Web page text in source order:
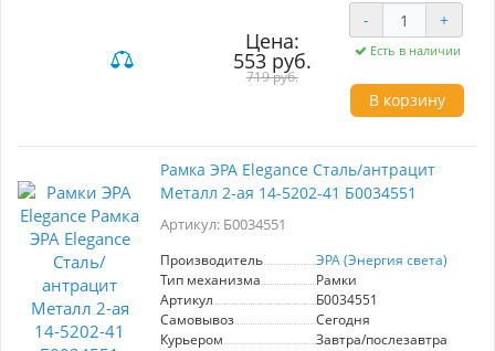
Б0034545) предназначена для установки в
стандартные электроустановочные
устройства. Отличается высокой прочностью и
долговечностью, что обеспечивает надежную
эксплуатацию в любых условиях. Элегантный
дизайн гармонично впишется в любой
интерьер, добавляя ему современности и
металл - Цвет: антрацит - Количество модулей:
1 - Производитель: ЭРА (Энергия света)
Преимущества: - Легкость установки
благодаря стандартным размерам. -
- Универсальный дизайн подходит для жилых
это идеальный выбор для тех, кто ценит
качество и стиль в своих интерьере.
Цена:
553 руб.
719 руб.
- +
Есть в наличии
В корзину
Рамка ЭРА Elegance Сталь/антрацит
Металл 2-ая 14-5202-41 Б0034551
Артикул: Б0034551
Производитель
ЭРА (Энергия света)
Тип механизма
Рамки
Артикул
Б0034551
Самовывоз
Сегодня
Курьером
Завтра/послезавтра